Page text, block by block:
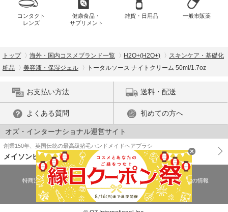
コンタクト
レンズ
健康食品・
サプリメント
雑貨・日用品 一般市販薬
トップ 海外・国内コスメブランド一覧 H2O+(H2O+)
スキンケア・基礎化
粧品
美容液・保湿ジェル トータルソース ナイトクリーム 50ml/1.7oz
お支払い方法 送料・配送
よくある質問 初めての方へ
オズ・インターナショナル運営サイト
創業150年、英国伝統の最高級猪毛ハンドメイドヘアブラシ
メイソンピアソン
特商法に基づく表示 プライバシーポリシー
医薬品販売許可証の情報
ご利用規約
PC版で表示